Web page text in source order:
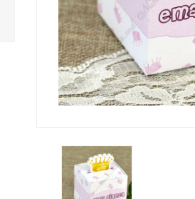
Подробно